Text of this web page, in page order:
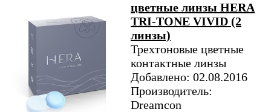
цветные линзы HERA
TRI-TONE VIVID (2
линзы)
Трехтоновые цветные
контактные линзы
Добавлено: 02.08.2016
Производитель:
Dreamcon